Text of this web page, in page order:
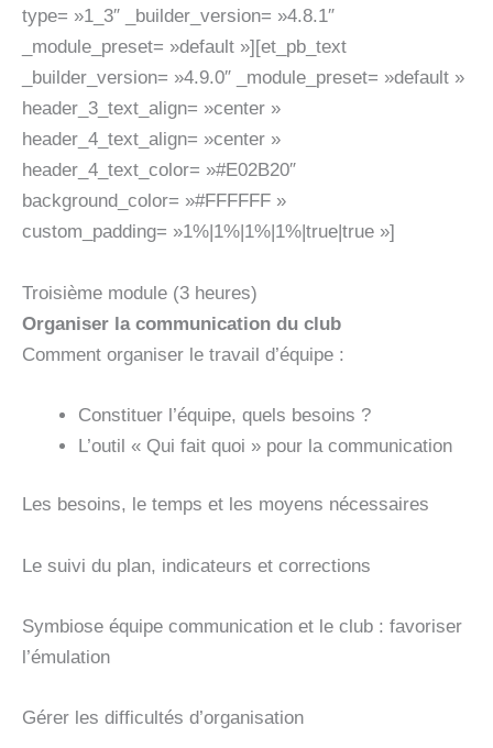
type= »1_3″ _builder_version= »4.8.1″
_module_preset= »default »][et_pb_text
_builder_version= »4.9.0″ _module_preset= »default »
header_3_text_align= »center »
header_4_text_align= »center »
header_4_text_color= »#E02B20″
background_color= »#FFFFFF »
custom_padding= »1%|1%|1%|1%|true|true »]
Troisième module (3 heures)
Organiser la communication du club
Comment organiser le travail d’équipe :
Constituer l’équipe, quels besoins ?
L’outil « Qui fait quoi » pour la communication
Les besoins, le temps et les moyens nécessaires
Le suivi du plan, indicateurs et corrections
Symbiose équipe communication et le club : favoriser
l’émulation
Gérer les difficultés d’organisation